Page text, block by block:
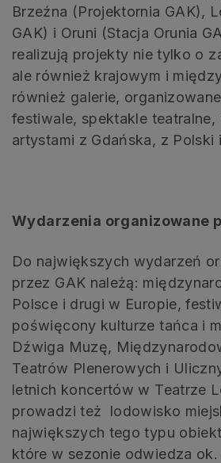
Brzeźna (Projektornia GAK),
GAK) i Oruni (Stacja Orunia
realizują projekty nie tylko o
ale również krajowym i
również galerie,
festiwale, spektakle teatralne,
artystami z Gdańska, z Polski
Wydarzenia organizowane
Do największych wydarzeń
przez GAK należą:
Polsce i drugi w Europie,
poświęcony kulturze tańca i
Dźwiga Muzę,
Teatrów Plenerowych i
letnich koncertów w Teatrze
prowadzi też lodowisko
największych tego typu
które w sezonie odwiedza ok.